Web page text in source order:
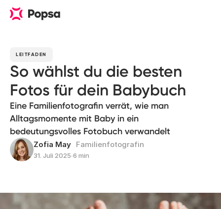
LEITFADEN
So wählst du die besten
Fotos für dein Babybuch
Eine Familienfotografin verrät, wie man
Alltagsmomente mit Baby in ein
bedeutungsvolles Fotobuch verwandelt
Zofia May Familienfotografin
31. Juli 2025∙6 min